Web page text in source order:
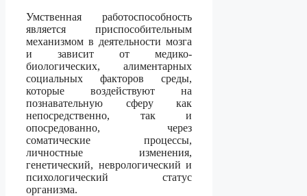
Умственная работоспособность
является приспособительным
механизмом в деятельности мозга
и зависит от медико-
биологических, алиментарных
социальных факторов среды,
которые воздействуют на
познавательную сферу как
непосредственно, так и
опосредованно, через
соматические процессы,
личностные изменения,
генетический, неврологический и
психологический статус
организма.